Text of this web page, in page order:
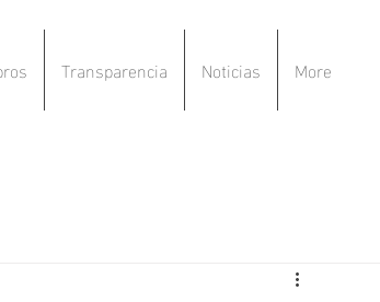
Transparencia Noticias More